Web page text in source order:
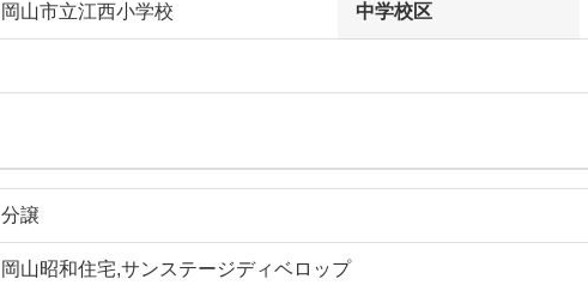
岡山市立江西小学校 中学校区
分譲
岡山昭和住宅,サンステージディベロップ